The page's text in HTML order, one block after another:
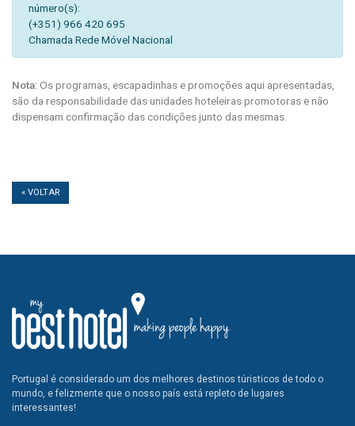
número(s):
(+351) 966 420 695
Chamada Rede Móvel Nacional
Nota:Os programas, escapadinhas e promoções aqui apresentadas,
são da responsabilidade das unidades hoteleiras promotoras e não
dispensam confirmação das condições junto das mesmas.
« VOLTAR
Portugal é considerado um dos melhores destinos túristicos de todo o
mundo, e felizmente que o nosso país está repleto de lugares
interessantes!